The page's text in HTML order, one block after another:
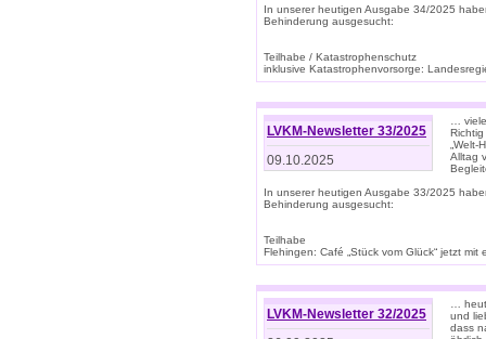
In unserer heutigen Ausgabe 34/2025
Behinderung ausgesucht:
Teilhabe / Katastrophenschutz
inklusive Katastrophenvorsorge:
LVKM-Newsletter 33/2025
09.10.2025
…
Alltag
In unserer heutigen Ausgabe 33/2025
Behinderung ausgesucht:
Teilhabe
Flehingen: Café „Stück vom Glück“ jetzt mit
LVKM-Newsletter 32/2025
…
und
dass